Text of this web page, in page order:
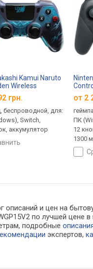
Kamui Naruto
Wireless
грн.
беспроводной, для:
Switch,
аккумулятор
от 2
ПК
12
1300
описаний и цен на
по лучшей
подробные
экспертов,